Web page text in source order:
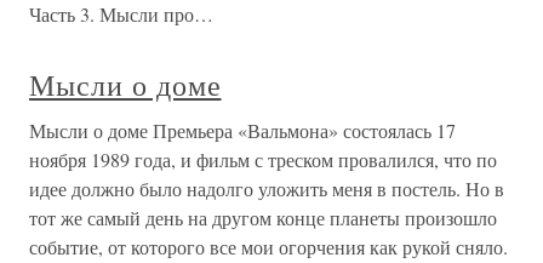
Часть 3. Мысли про…
Мысли о доме
Мысли о доме Премьера «Вальмона» состоялась 17
ноября 1989 года, и фильм с треском провалился, что по
идее должно было надолго уложить меня в постель. Но в
тот же самый день на другом конце планеты произошло
событие, от которого все мои огорчения как рукой сняло.